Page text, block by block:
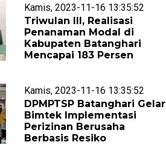
Kamis, 2023-11-16 13:35:52
Triwulan III, Realisasi
Penanaman Modal di
Kabupaten Batanghari
Mencapai 183 Persen
Kamis, 2023-11-16 13:35:52
DPMPTSP Batanghari Gelar
Bimtek Implementasi
Perizinan Berusaha
Berbasis Resiko